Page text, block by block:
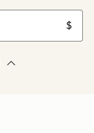
$